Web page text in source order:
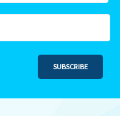
SUBSCRIBE